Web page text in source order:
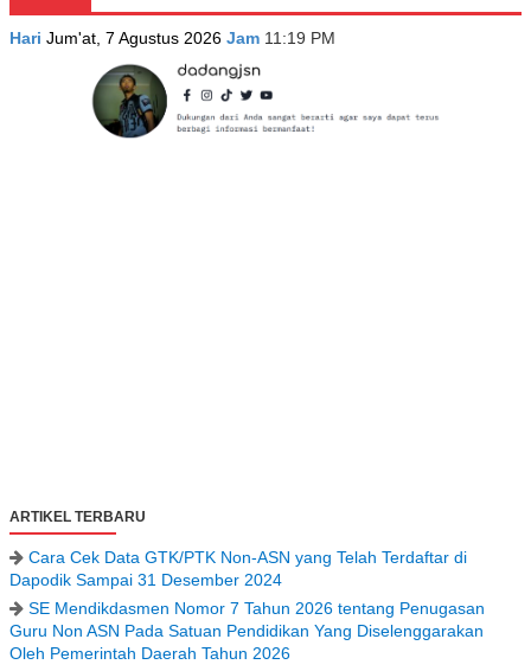
Hari Jum'at, 7 Agustus 2026 Jam 11:19 PM
ARTIKEL TERBARU
Cara Cek Data GTK/PTK Non-ASN yang Telah Terdaftar di
Dapodik Sampai 31 Desember 2024
SE Mendikdasmen Nomor 7 Tahun 2026 tentang Penugasan
Guru Non ASN Pada Satuan Pendidikan Yang Diselenggarakan
Oleh Pemerintah Daerah Tahun 2026